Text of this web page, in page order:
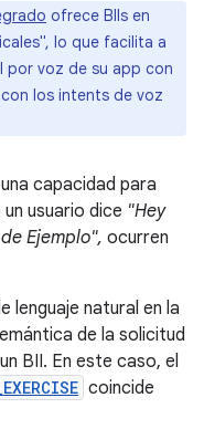
ofrece BIIs en
lo que facilita a
por voz de su app con
los intents de voz
capacidad para
usuario dice "Hey
Ejemplo", ocurren
lenguaje natural en la
de la solicitud
BII. En este caso, el
coincide